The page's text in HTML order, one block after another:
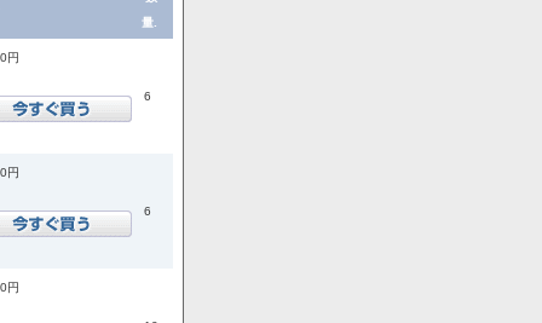
量.
円
6
円
6
円